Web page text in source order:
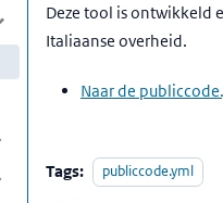
Deze tool is ontwikkeld
Italiaanse overheid.
Naar de
Tags: publiccode.yml